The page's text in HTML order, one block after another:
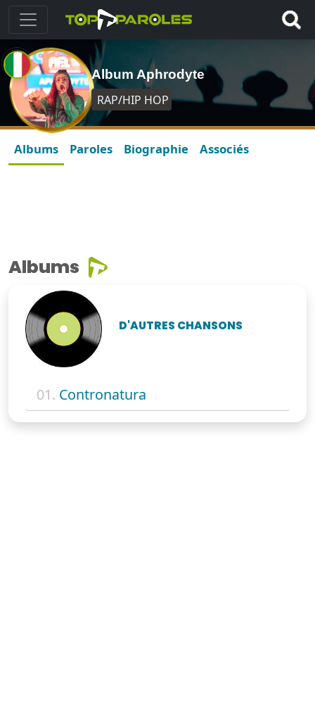
Album Aphrodyte
RAP/HIP HOP
Albums Paroles Biographie Associés
Albums
D'AUTRES CHANSONS
01. Contronatura